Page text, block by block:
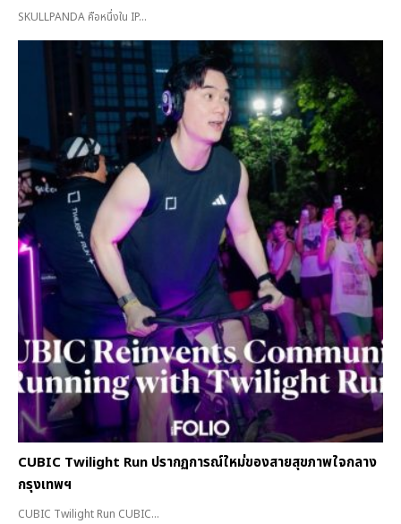
SKULLPANDA คือหนึ่งใน IP...
CUBIC Twilight Run ปรากฏการณ์ใหม่ของสายสุขภาพใจกลาง
กรุงเทพฯ
CUBIC Twilight Run CUBIC...